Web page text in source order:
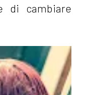
di cambiare